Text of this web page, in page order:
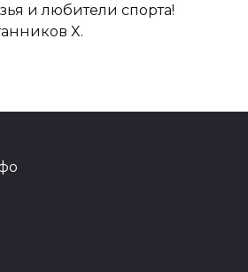
и любители спорта!
Х.